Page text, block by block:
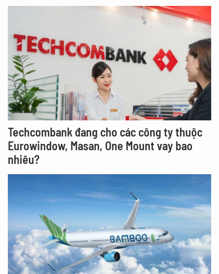
Techcombank đang cho các công ty thuộc
Eurowindow, Masan, One Mount vay bao
nhiêu?